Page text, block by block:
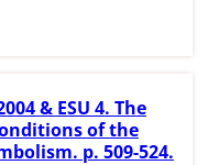
& ESU 4. The
of the
p. 509-524.